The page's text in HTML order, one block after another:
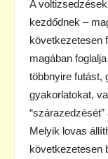
A
kezdődnek –
következetesen
magában
többnyire futást,
gyakorlatokat,
Melyik lovas
következetesen